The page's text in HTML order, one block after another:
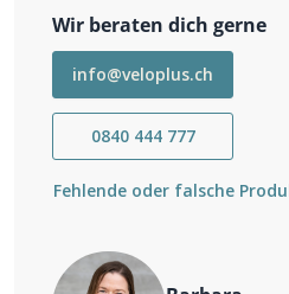
Wichtigste Eigenschaften
atmungsaktiv und besonders
Netzstruktur
multisportiv
Weitere Informationen
Material: 100% Polypropylen
Wir beraten dich gerne
info@veloplus.ch
0840 444 777
Fehlende oder falsche